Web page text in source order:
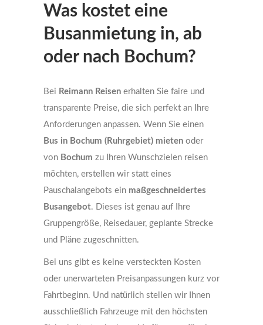
Was kostet eine
Busanmietung in, ab
oder nach Bochum?
Bei Reimann Reisen erhalten Sie faire und
transparente Preise, die sich perfekt an Ihre
Anforderungen anpassen. Wenn Sie einen
Bus in Bochum (Ruhrgebiet) mieten oder
von Bochum zu Ihren Wunschzielen reisen
möchten, erstellen wir statt eines
Pauschalangebots ein maßgeschneidertes
Busangebot. Dieses ist genau auf Ihre
Gruppengröße, Reisedauer, geplante Strecke
und Pläne zugeschnitten.
Bei uns gibt es keine versteckten Kosten
oder unerwarteten Preisanpassungen kurz vor
Fahrtbeginn. Und natürlich stellen wir Ihnen
ausschließlich Fahrzeuge mit den höchsten